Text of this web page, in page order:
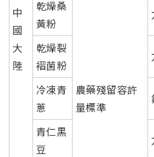
中
國
大
陸
乾燥桑
黃粉
農藥殘留容許
量標準
乾燥裂
褶菌粉
冷凍青
蔥
青仁黑
豆